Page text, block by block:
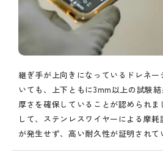
継ぎ手が上向きになっているドレネ
いても、上下ともに3mm以上の試験
厚さを確保していることが認められ
して、ステンレスワイヤーによる摩
が発生せず、高い耐久性が証明されて